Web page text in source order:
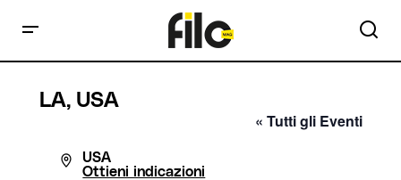
LA, USA
« Tutti gli Eventi
Indirizzo
USA
Ottieni indicazioni